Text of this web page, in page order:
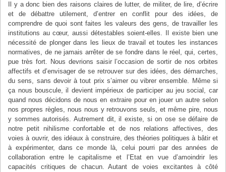
Il y a donc bien des raisons claires de lutter, de militer, de lire, d’écrire
et de débattre utilement, d’entrer en conflit pour des idées, de
comprendre de quoi sont faites les valeurs des gens, de travailler les
institutions au cœur, aussi détestables soient-elles. Il existe bien une
nécessité de plonger dans les lieux de travail et toutes les instances
normatives, de ne jamais arrêter de se fondre dans le réel, qui, certes,
pue très fort. Nous devrions saisir l’occasion de sortir de nos orbites
affectifs et d’envisager de se retrouver sur des idées, des démarches,
du sens, sans devoir à tout prix s’aimer ou vibrer ensemble. Même si
ça nous bouscule, il devient impérieux de participer au jeu social, car
quand nous décidons de nous en extraire pour en jouer un autre selon
nos propres règles, nous nous y retrouvons seuls, et même pire, nous
y sommes autorisés. Autrement dit, il existe, si on ose se défaire de
notre petit nihilisme confortable et de nos relations affectives, des
voies à ouvrir, des idéaux à construire, des théories politiques à bâtir et
à expérimenter, dans ce monde là, celui pourri par des années de
collaboration entre le capitalisme et l’Etat en vue d’amoindrir les
capacités critiques de chacun. Autant de voies excitantes à côté